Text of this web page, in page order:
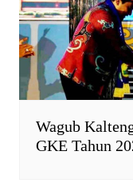
y
Wagub
GKE Tahun